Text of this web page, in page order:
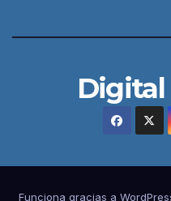
Digital
Funciona gracias a